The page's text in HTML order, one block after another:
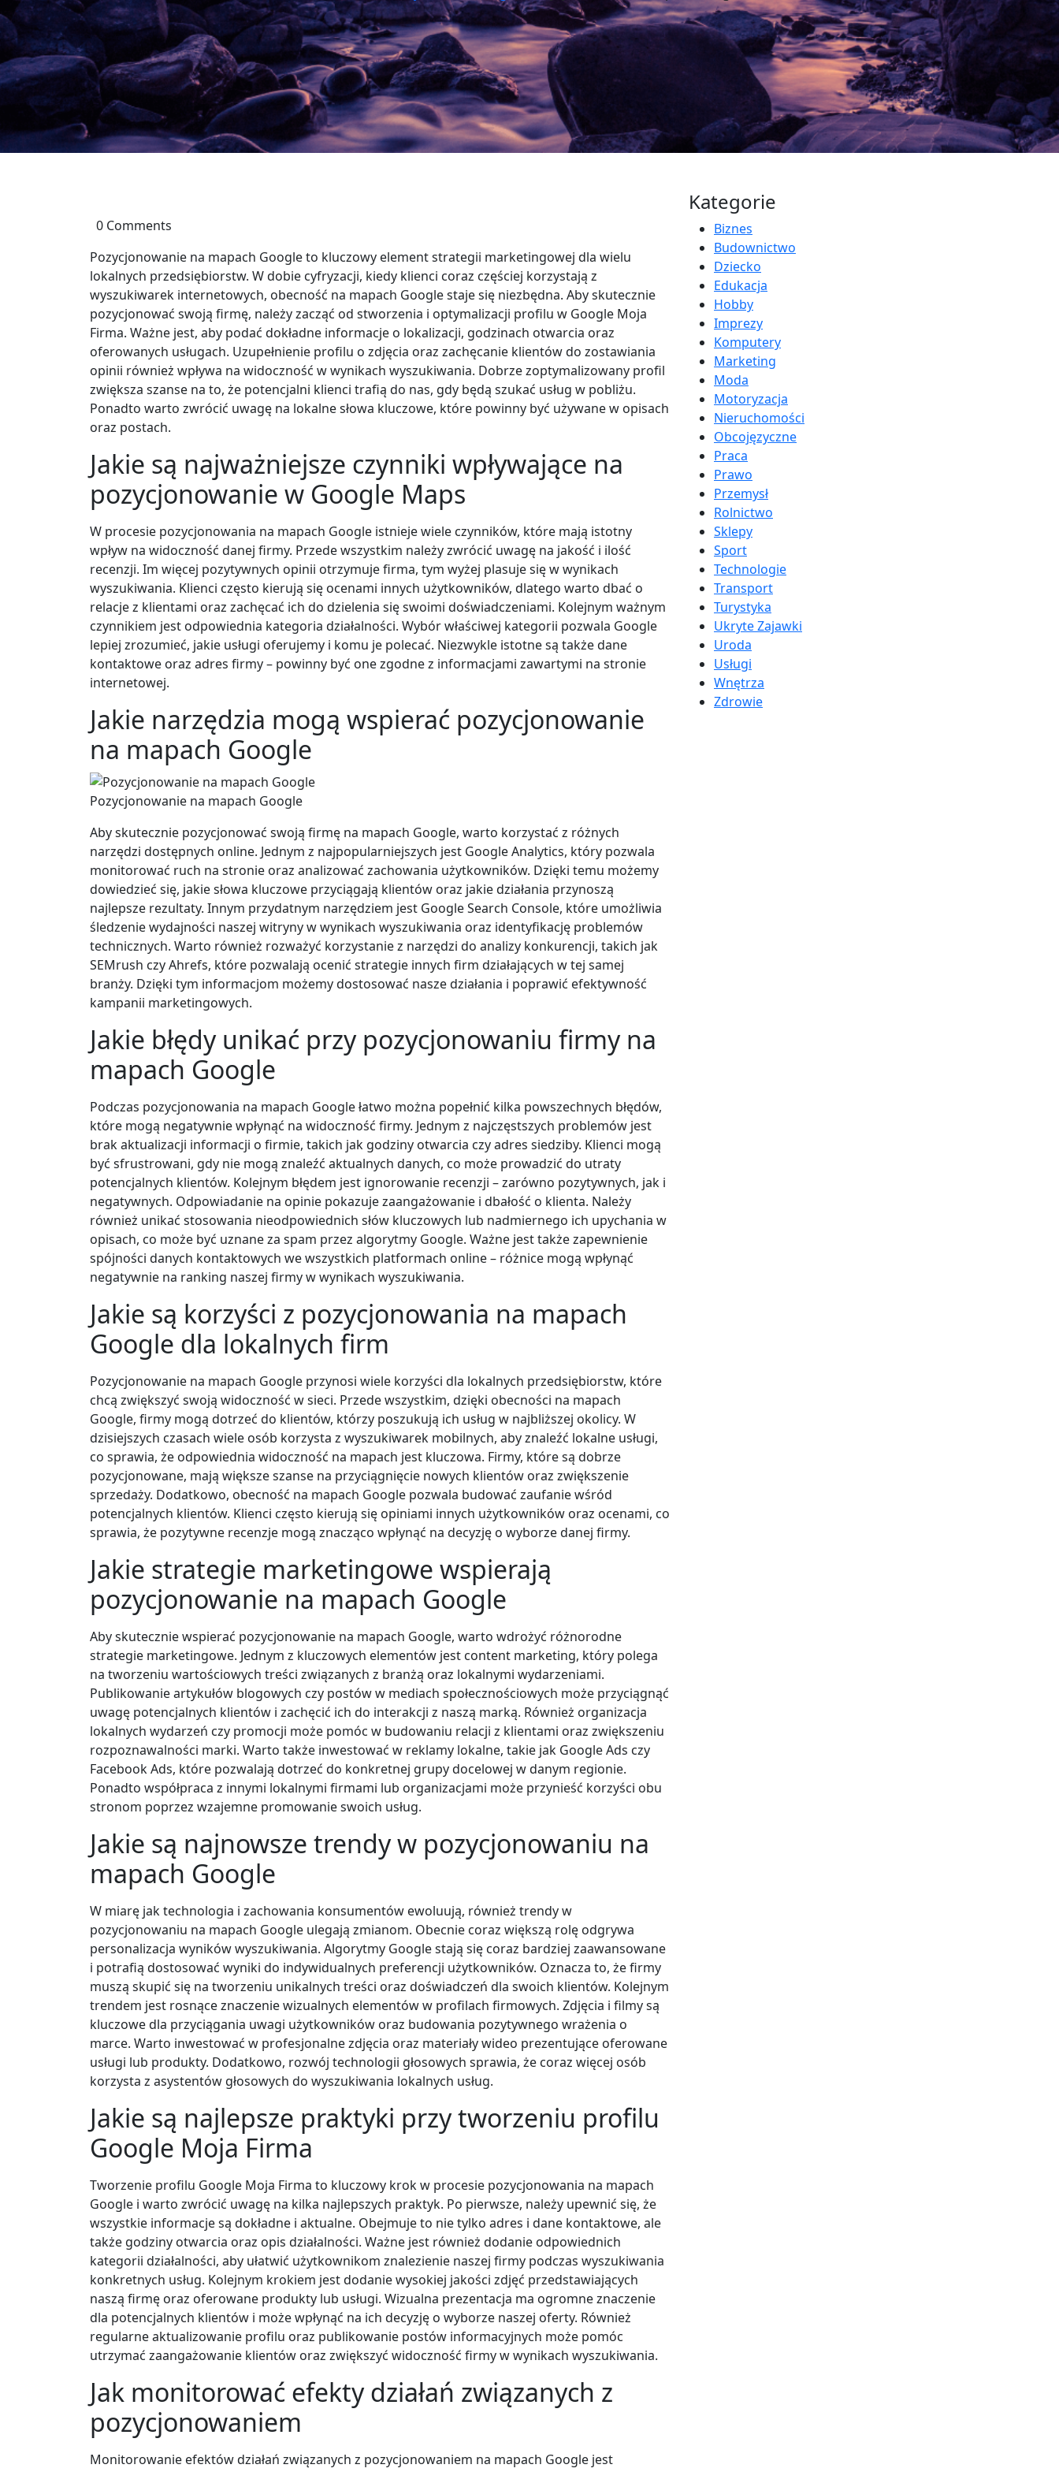
0 Comments
Pozycjonowanie na mapach Google to kluczowy element strategii marketingowej dla wielu
lokalnych przedsiębiorstw. W dobie cyfryzacji, kiedy klienci coraz częściej korzystają z
wyszukiwarek internetowych, obecność na mapach Google staje się niezbędna. Aby skutecznie
pozycjonować swoją firmę, należy zacząć od stworzenia i optymalizacji profilu w Google Moja
Firma. Ważne jest, aby podać dokładne informacje o lokalizacji, godzinach otwarcia oraz
oferowanych usługach. Uzupełnienie profilu o zdjęcia oraz zachęcanie klientów do zostawiania
opinii również wpływa na widoczność w wynikach wyszukiwania. Dobrze zoptymalizowany profil
zwiększa szanse na to, że potencjalni klienci trafią do nas, gdy będą szukać usług w pobliżu.
Ponadto warto zwrócić uwagę na lokalne słowa kluczowe, które powinny być używane w opisach
oraz postach.
Jakie są najważniejsze czynniki wpływające na
pozycjonowanie w Google Maps
W procesie pozycjonowania na mapach Google istnieje wiele czynników, które mają istotny
wpływ na widoczność danej firmy. Przede wszystkim należy zwrócić uwagę na jakość i ilość
recenzji. Im więcej pozytywnych opinii otrzymuje firma, tym wyżej plasuje się w wynikach
wyszukiwania. Klienci często kierują się ocenami innych użytkowników, dlatego warto dbać o
relacje z klientami oraz zachęcać ich do dzielenia się swoimi doświadczeniami. Kolejnym ważnym
czynnikiem jest odpowiednia kategoria działalności. Wybór właściwej kategorii pozwala Google
lepiej zrozumieć, jakie usługi oferujemy i komu je polecać. Niezwykle istotne są także dane
kontaktowe oraz adres firmy – powinny być one zgodne z informacjami zawartymi na stronie
internetowej.
Jakie narzędzia mogą wspierać pozycjonowanie
na mapach Google
Pozycjonowanie na mapach Google
Aby skutecznie pozycjonować swoją firmę na mapach Google, warto korzystać z różnych
narzędzi dostępnych online. Jednym z najpopularniejszych jest Google Analytics, który pozwala
monitorować ruch na stronie oraz analizować zachowania użytkowników. Dzięki temu możemy
dowiedzieć się, jakie słowa kluczowe przyciągają klientów oraz jakie działania przynoszą
najlepsze rezultaty. Innym przydatnym narzędziem jest Google Search Console, które umożliwia
śledzenie wydajności naszej witryny w wynikach wyszukiwania oraz identyfikację problemów
technicznych. Warto również rozważyć korzystanie z narzędzi do analizy konkurencji, takich jak
SEMrush czy Ahrefs, które pozwalają ocenić strategie innych firm działających w tej samej
branży. Dzięki tym informacjom możemy dostosować nasze działania i poprawić efektywność
kampanii marketingowych.
Jakie błędy unikać przy pozycjonowaniu firmy na
mapach Google
Podczas pozycjonowania na mapach Google łatwo można popełnić kilka powszechnych błędów,
które mogą negatywnie wpłynąć na widoczność firmy. Jednym z najczęstszych problemów jest
brak aktualizacji informacji o firmie, takich jak godziny otwarcia czy adres siedziby. Klienci mogą
być sfrustrowani, gdy nie mogą znaleźć aktualnych danych, co może prowadzić do utraty
potencjalnych klientów. Kolejnym błędem jest ignorowanie recenzji – zarówno pozytywnych, jak i
negatywnych. Odpowiadanie na opinie pokazuje zaangażowanie i dbałość o klienta. Należy
również unikać stosowania nieodpowiednich słów kluczowych lub nadmiernego ich upychania w
opisach, co może być uznane za spam przez algorytmy Google. Ważne jest także zapewnienie
spójności danych kontaktowych we wszystkich platformach online – różnice mogą wpłynąć
negatywnie na ranking naszej firmy w wynikach wyszukiwania.
Jakie są korzyści z pozycjonowania na mapach
Google dla lokalnych firm
Pozycjonowanie na mapach Google przynosi wiele korzyści dla lokalnych przedsiębiorstw, które
chcą zwiększyć swoją widoczność w sieci. Przede wszystkim, dzięki obecności na mapach
Google, firmy mogą dotrzeć do klientów, którzy poszukują ich usług w najbliższej okolicy. W
dzisiejszych czasach wiele osób korzysta z wyszukiwarek mobilnych, aby znaleźć lokalne usługi,
co sprawia, że odpowiednia widoczność na mapach jest kluczowa. Firmy, które są dobrze
pozycjonowane, mają większe szanse na przyciągnięcie nowych klientów oraz zwiększenie
sprzedaży. Dodatkowo, obecność na mapach Google pozwala budować zaufanie wśród
potencjalnych klientów. Klienci często kierują się opiniami innych użytkowników oraz ocenami, co
sprawia, że pozytywne recenzje mogą znacząco wpłynąć na decyzję o wyborze danej firmy.
Jakie strategie marketingowe wspierają
pozycjonowanie na mapach Google
Aby skutecznie wspierać pozycjonowanie na mapach Google, warto wdrożyć różnorodne
strategie marketingowe. Jednym z kluczowych elementów jest content marketing, który polega
na tworzeniu wartościowych treści związanych z branżą oraz lokalnymi wydarzeniami.
Publikowanie artykułów blogowych czy postów w mediach społecznościowych może przyciągnąć
uwagę potencjalnych klientów i zachęcić ich do interakcji z naszą marką. Również organizacja
lokalnych wydarzeń czy promocji może pomóc w budowaniu relacji z klientami oraz zwiększeniu
rozpoznawalności marki. Warto także inwestować w reklamy lokalne, takie jak Google Ads czy
Facebook Ads, które pozwalają dotrzeć do konkretnej grupy docelowej w danym regionie.
Ponadto współpraca z innymi lokalnymi firmami lub organizacjami może przynieść korzyści obu
stronom poprzez wzajemne promowanie swoich usług.
Jakie są najnowsze trendy w pozycjonowaniu na
mapach Google
W miarę jak technologia i zachowania konsumentów ewoluują, również trendy w
pozycjonowaniu na mapach Google ulegają zmianom. Obecnie coraz większą rolę odgrywa
personalizacja wyników wyszukiwania. Algorytmy Google stają się coraz bardziej zaawansowane
i potrafią dostosować wyniki do indywidualnych preferencji użytkowników. Oznacza to, że firmy
muszą skupić się na tworzeniu unikalnych treści oraz doświadczeń dla swoich klientów. Kolejnym
trendem jest rosnące znaczenie wizualnych elementów w profilach firmowych. Zdjęcia i filmy są
kluczowe dla przyciągania uwagi użytkowników oraz budowania pozytywnego wrażenia o
marce. Warto inwestować w profesjonalne zdjęcia oraz materiały wideo prezentujące oferowane
usługi lub produkty. Dodatkowo, rozwój technologii głosowych sprawia, że coraz więcej osób
korzysta z asystentów głosowych do wyszukiwania lokalnych usług.
Jakie są najlepsze praktyki przy tworzeniu profilu
Google Moja Firma
Tworzenie profilu Google Moja Firma to kluczowy krok w procesie pozycjonowania na mapach
Google i warto zwrócić uwagę na kilka najlepszych praktyk. Po pierwsze, należy upewnić się, że
wszystkie informacje są dokładne i aktualne. Obejmuje to nie tylko adres i dane kontaktowe, ale
także godziny otwarcia oraz opis działalności. Ważne jest również dodanie odpowiednich
kategorii działalności, aby ułatwić użytkownikom znalezienie naszej firmy podczas wyszukiwania
konkretnych usług. Kolejnym krokiem jest dodanie wysokiej jakości zdjęć przedstawiających
naszą firmę oraz oferowane produkty lub usługi. Wizualna prezentacja ma ogromne znaczenie
dla potencjalnych klientów i może wpłynąć na ich decyzję o wyborze naszej oferty. Również
regularne aktualizowanie profilu oraz publikowanie postów informacyjnych może pomóc
utrzymać zaangażowanie klientów oraz zwiększyć widoczność firmy w wynikach wyszukiwania.
Jak monitorować efekty działań związanych z
pozycjonowaniem
Monitorowanie efektów działań związanych z pozycjonowaniem na mapach Google jest
Kategorie
Biznes
Budownictwo
Dziecko
Edukacja
Hobby
Imprezy
Komputery
Marketing
Moda
Motoryzacja
Nieruchomości
Obcojęzyczne
Praca
Prawo
Przemysł
Rolnictwo
Sklepy
Sport
Technologie
Transport
Turystyka
Ukryte Zajawki
Uroda
Usługi
Wnętrza
Zdrowie